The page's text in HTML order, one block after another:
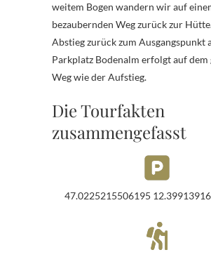
weitem Bogen wandern wir auf
bezaubernden Weg zurück zur
Abstieg zurück zum Ausgangspunkt
Parkplatz Bodenalm erfolgt auf dem
Weg wie der Aufstieg.
Die Tourfakten
zusammengefasst
47.0225215506195